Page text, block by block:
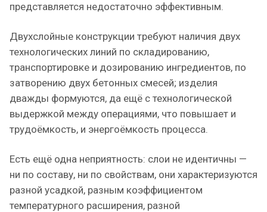
представляется недостаточно эффективным.
Двухслойные конструкции требуют наличия двух
технологических линий по складированию,
транспортировке и дозированию ингредиентов, по
затворению двух бетонных смесей; изделия
дважды формуются, да ещё с технологической
выдержкой между операциями, что повышает и
трудоёмкость, и энергоёмкость процесса.
Есть ещё одна неприятность: слои не идентичны —
ни по составу, ни по свойствам, они характеризуются
разной усадкой, разным коэффициентом
температурного расширения, разной